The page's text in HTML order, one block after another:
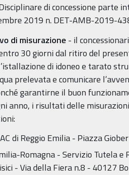
di concessione parte
2019 n. DET-AMB-2019-
di misurazione - il
30 giorni dal ritiro del
di idoneo e tarato
prelevata e comunicare
garantirne il buon
anno, i risultati delle
di Reggio Emilia - Piazza
Romagna - Servizio Tutela e
- Via della Fiera n.8 - 40127